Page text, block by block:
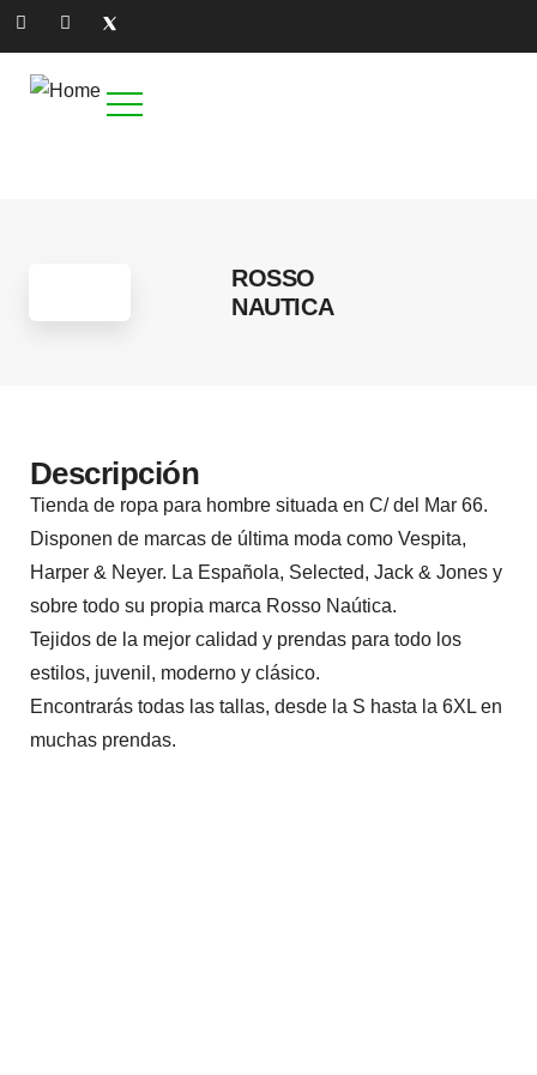
ROSSO
NAUTICA
Descripción
Tienda de ropa para hombre situada en C/ del Mar 66.
Disponen de marcas de última moda como Vespita,
Harper & Neyer. La Española, Selected, Jack & Jones y
sobre todo su propia marca Rosso Naútica.
Tejidos de la mejor calidad y prendas para todo los
estilos, juvenil, moderno y clásico.
Encontrarás todas las tallas, desde la S hasta la 6XL en
muchas prendas.